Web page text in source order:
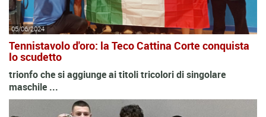
05/06/2024
Tennistavolo d'oro: la Teco Cattina Corte conquista
lo scudetto
trionfo che si aggiunge ai titoli tricolori di singolare
maschile ...